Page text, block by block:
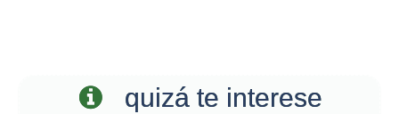
quizá te interese